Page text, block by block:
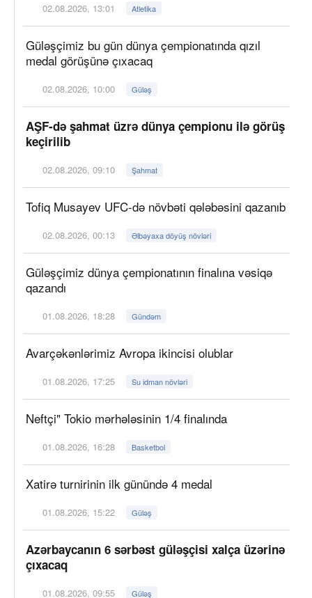
02.08.2026, 13:01 Atletika
Güləşçimiz bu gün dünya çempionatında qızıl
medal görüşünə çıxacaq
02.08.2026, 10:00 Güləş
AŞF-də şahmat üzrə dünya çempionu ilə görüş
keçirilib
02.08.2026, 09:10 Şahmat
Tofiq Musayev UFC-də növbəti qələbəsini qazanıb
02.08.2026, 00:13 Əlbəyaxa döyüş növləri
Güləşçimiz dünya çempionatının finalına vəsiqə
qazandı
01.08.2026, 18:28 Gündəm
Avarçəkənlərimiz Avropa ikincisi olublar
01.08.2026, 17:25 Su idman növləri
Neftçi" Tokio mərhələsinin 1/4 finalında
01.08.2026, 16:28 Basketbol
Xatirə turnirinin ilk günündə 4 medal
01.08.2026, 15:22 Güləş
Azərbaycanın 6 sərbəst güləşçisi xalça üzərinə
çıxacaq
01.08.2026, 09:55 Güləş